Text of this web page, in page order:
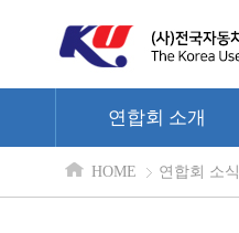
연합회 소개
HOME 연합회 소식